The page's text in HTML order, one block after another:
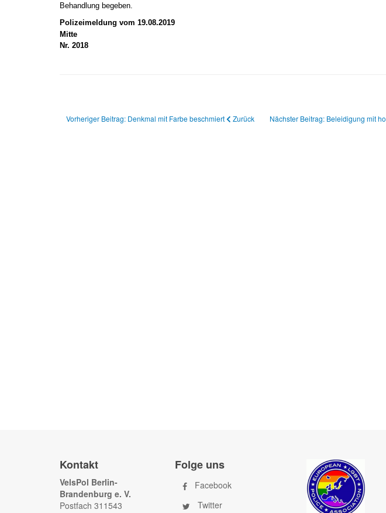
Behandlung begeben.
Polizeimeldung vom 19.08.2019
Mitte
Nr. 2018
Vorheriger Beitrag: Denkmal mit Farbe beschmiert Zurück Nächster Beitrag: Beleidigung mit
Kontakt
VelsPol Berlin-
Brandenburg e. V.
Postfach 311543
Folge uns
Facebook
Twitter